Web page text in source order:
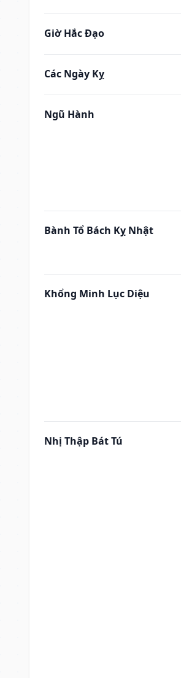
Giờ Hắc Đạo
Các Ngày Kỵ
Ngũ Hành
Bành Tổ Bách Kỵ Nhật
Khổng Minh Lục Diệu
Nhị Thập Bát Tú